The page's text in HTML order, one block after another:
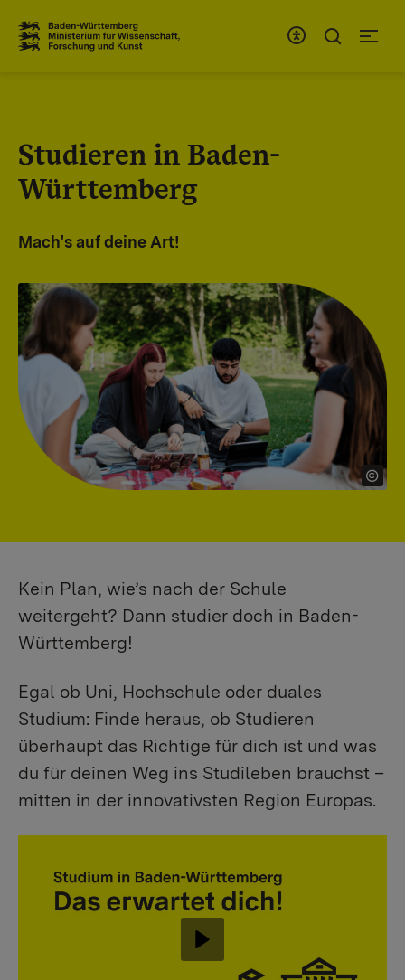
Studieren in Baden-
Württemberg
Mach's auf deine Art!
Kein Plan, wie’s nach der Schule
weitergeht? Dann studier doch in Baden-
Württemberg!
Egal ob Uni, Hochschule oder duales
Studium: Finde heraus, ob Studieren
überhaupt das Richtige für dich ist und was
du für deinen Weg ins Studileben brauchst –
mitten in der innovativsten Region Europas.
Abspielen